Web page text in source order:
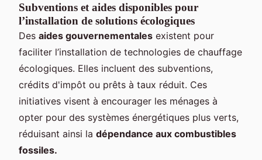
Subventions et aides disponibles pour
l’installation de solutions écologiques
Des aides gouvernementales existent pour
faciliter l’installation de technologies de chauffage
écologiques. Elles incluent des subventions,
crédits d'impôt ou prêts à taux réduit. Ces
initiatives visent à encourager les ménages à
opter pour des systèmes énergétiques plus verts,
réduisant ainsi la dépendance aux combustibles
fossiles.